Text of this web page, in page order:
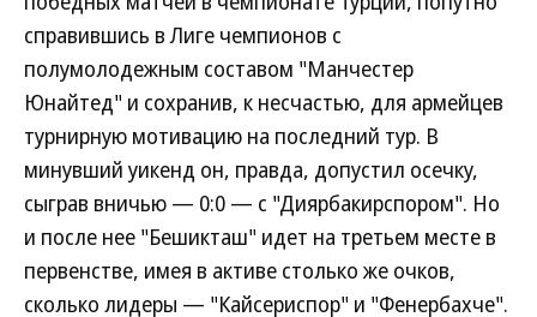
справившись в Лиге чемпионов с
полумолодежным составом "Манчестер
Юнайтед" и сохранив, к несчастью, для армейцев
турнирную мотивацию на последний тур. В
минувший уикенд он, правда, допустил осечку,
сыграв вничью — 0:0 — с "Диярбакирспором". Но
и после нее "Бешикташ" идет на третьем месте в
первенстве, имея в активе столько же очков,
сколько лидеры — "Кайсериспор" и "Фенербахче".